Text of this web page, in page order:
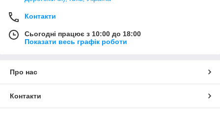
Контакти
Сьогодні працює з 10:00 до 18:00
Показати весь графік роботи
Про нас
Контакти